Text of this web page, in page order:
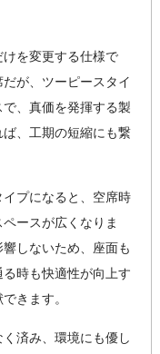
を変更する仕様で
が、ツーピースタイ
、真価を発揮する製
、工期の短縮にも繋
プになると、空席時
ースが広くなりま
しないため、座面も
時も快適性が向上す
きます。
済み、環境にも優し